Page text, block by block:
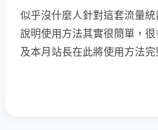
似乎沒什麼人針對這套流量
說明使用方法其實很簡單，
及本月站長在此將使用方法完